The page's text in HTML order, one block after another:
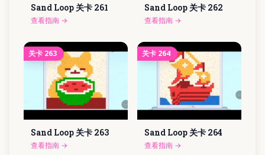
Sand Loop 关卡 261
查看指南 →
Sand Loop 关卡 262
查看指南 →
关卡 263
Sand Loop 关卡 263
查看指南 →
关卡 264
Sand Loop 关卡 264
查看指南 →